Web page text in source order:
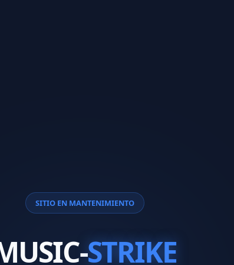
SITIO EN MANTENIMIENTO
STRIKE